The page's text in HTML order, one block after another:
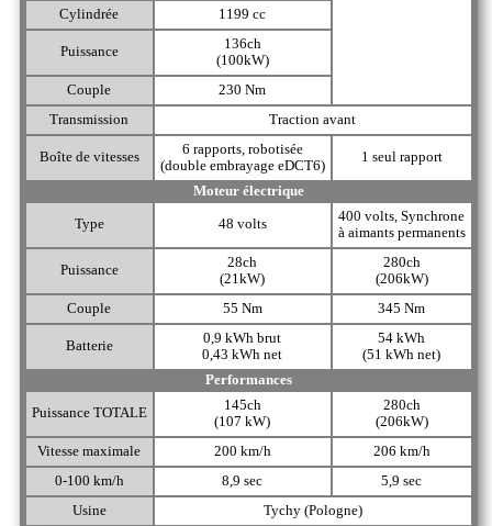
Cylindrée
1199 cc
Puissance
136ch
(100kW)
Couple
230 Nm
Transmission
Traction avant
Boîte de vitesses
6 rapports, robotisée
(double embrayage eDCT6)
1 seul rapport
Moteur électrique
Type 48 volts
400 volts, Synchrone
à aimants permanents
Puissance
28ch
(21kW)
280ch
(206kW)
Couple
55 Nm 345 Nm
Batterie
0,9 kWh brut
0,43 kWh net
54 kWh
(51 kWh net)
Performances
Puissance TOTALE
145ch
(107 kW)
280ch
(206kW)
Vitesse maximale
200 km/h
206 km/h
0-100 km/h
8,9 sec
5,9 sec
Usine
Tychy (Pologne)